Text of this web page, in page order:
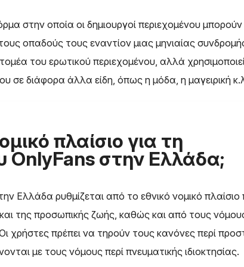
στην οποία οι δημιουργοί περιεχομένου
οπαδούς τους εναντίον μιας μηνιαίας
του ερωτικού περιεχομένου, αλλά
σε διάφορα άλλα είδη, όπως η μόδα, η μαγειρική
πλαίσιο για τη
OnlyFans στην Ελλάδα;
Ελλάδα ρυθμίζεται από το εθνικό νομικό πλαίσιο
της προσωπικής ζωής, καθώς και από τους
χρήστες πρέπει να τηρούν τους κανόνες περί
με τους νόμους περί πνευματικής ιδιοκτησίας.